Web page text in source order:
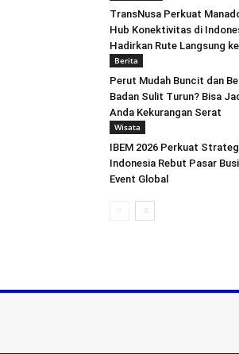
TransNusa Perkuat
Hub Konektivitas di
Hadirkan Rute Langsung
Berita
Perut Mudah Buncit dan
Badan Sulit Turun? Bisa
Anda Kekurangan Serat
Wisata
IBEM 2026 Perkuat
Indonesia Rebut Pasar
Event Global